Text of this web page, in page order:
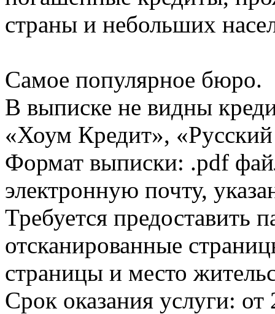
страны и небольших
Самое популярное бюро.
В выписке не видны
«Хоум Кредит»,
Формат выписки: .pdf
электронную почту,
Требуется предоставить
отсканированные
страницы и место
Срок оказания услуги: от